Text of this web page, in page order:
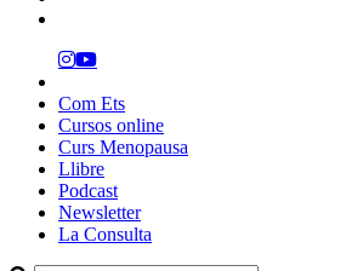
Com Ets
Cursos online
Curs Menopausa
Llibre
Podcast
Newsletter
La Consulta